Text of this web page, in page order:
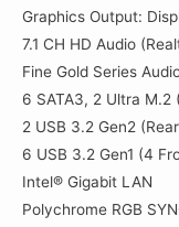
Graphics Output:
7.1 CH HD Audio
Fine Gold Series
6 SATA3, 2 Ultra M.2
2 USB 3.2 Gen2
6 USB 3.2 Gen1 (4
Intel® Gigabit LAN
Polychrome RGB